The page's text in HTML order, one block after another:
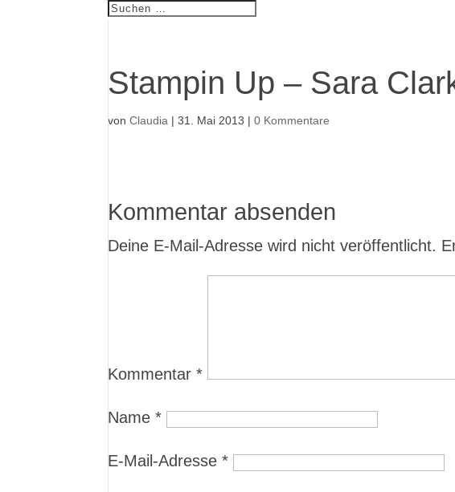
Stampin Up – Sara
vonClaudia |31. Mai 2013 |0 Kommentare
Kommentar absenden
Deine E-Mail-Adresse wird nicht veröffentlicht.
Kommentar*
Name*
E-Mail-Adresse*